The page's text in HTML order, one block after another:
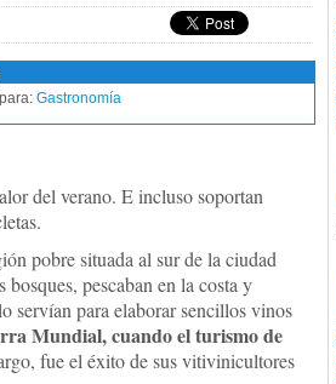
Gastronomía
del verano. E incluso soportan
pobre situada al sur de la ciudad
pescaban en la costa y
servían para elaborar sencillos vinos
Mundial, cuando elturismode
fue el éxito de sus vitivinicultores